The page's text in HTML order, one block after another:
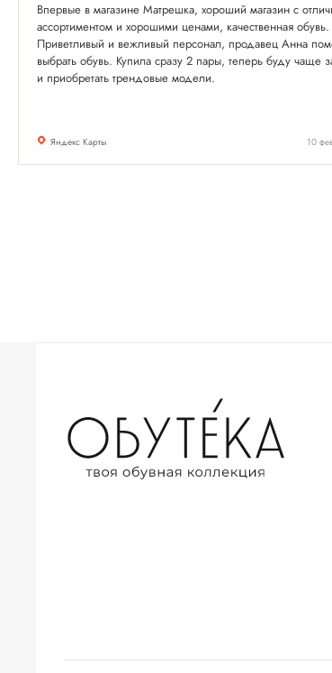
Впервые в магазине Матрешка, хороший магазин с
ассортиментом и хорошими ценами, качественная обувь.
Приветливый и вежливый персонал, продавец Анна
выбрать обувь. Купила сразу 2 пары, теперь буду чаще
и приобретать трендовые модели.
Яндекс Карты 10